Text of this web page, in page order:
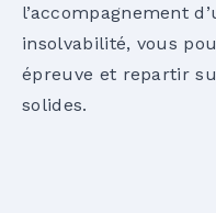
l’accompagnement
insolvabilité, vous
épreuve et repartir
solides.